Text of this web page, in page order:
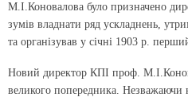
М.І.Коновалова було призначено
зумів владнати ряд ускладнень,
та організував у січні 1903 р.
Новий директор КПІ проф.
великого попередника.